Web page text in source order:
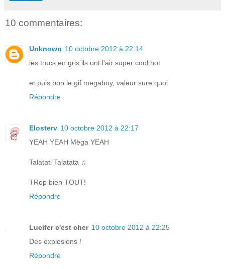
10 commentaires:
Unknown 10 octobre 2012 à 22:14
les trucs en gris ils ont l'air super cool hot
et puis bon le gif megaboy, valeur sure quoi
Répondre
Elosterv 10 octobre 2012 à 22:17
YEAH YEAH Mëga YEAH
Talatati Talatata ♫
TRop bien TOUT!
Répondre
Lucifer c'est cher 10 octobre 2012 à 22:25
Des explosions !
Répondre